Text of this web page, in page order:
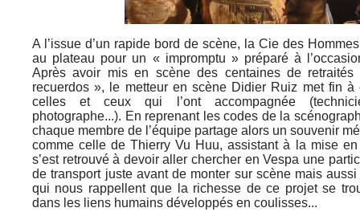
A l’issue d’un rapide bord de scène, la Cie des
au plateau pour un « impromptu » préparé à
Après avoir mis en scène des centaines de
recuerdos », le metteur en scène Didier Ruiz met fin
celles et ceux qui l’ont accompagnée
photographe...). En reprenant les codes de la
chaque membre de l’équipe partage alors un souvenir
comme celle de Thierry Vu Huu, assistant à la mise
s’est retrouvé à devoir aller chercher en Vespa une
de transport juste avant de monter sur scène mais
qui nous rappellent que la richesse de ce projet se
dans les liens humains développés en coulisses...